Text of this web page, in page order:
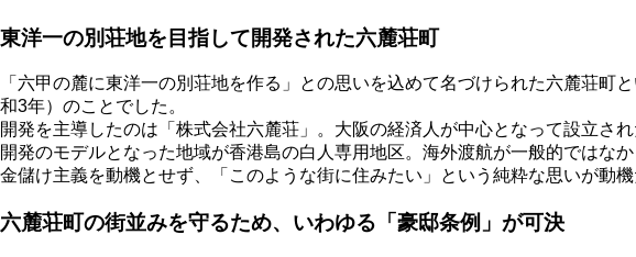
東洋一の別荘地を目指して開発された六麓荘町
「六甲の麓に東洋一の別荘地を作る」との思いを込めて名づけられた六麓荘
和3年）のことでした。
開発を主導したのは「株式会社六麓荘」。大阪の経済人が中心となって設立さ
開発のモデルとなった地域が香港島の白人専用地区。海外渡航が一般的ではな
金儲け主義を動機とせず、「このような街に住みたい」という純粋な思いが動
六麓荘町の街並みを守るため、いわゆる「豪邸条例」が可決